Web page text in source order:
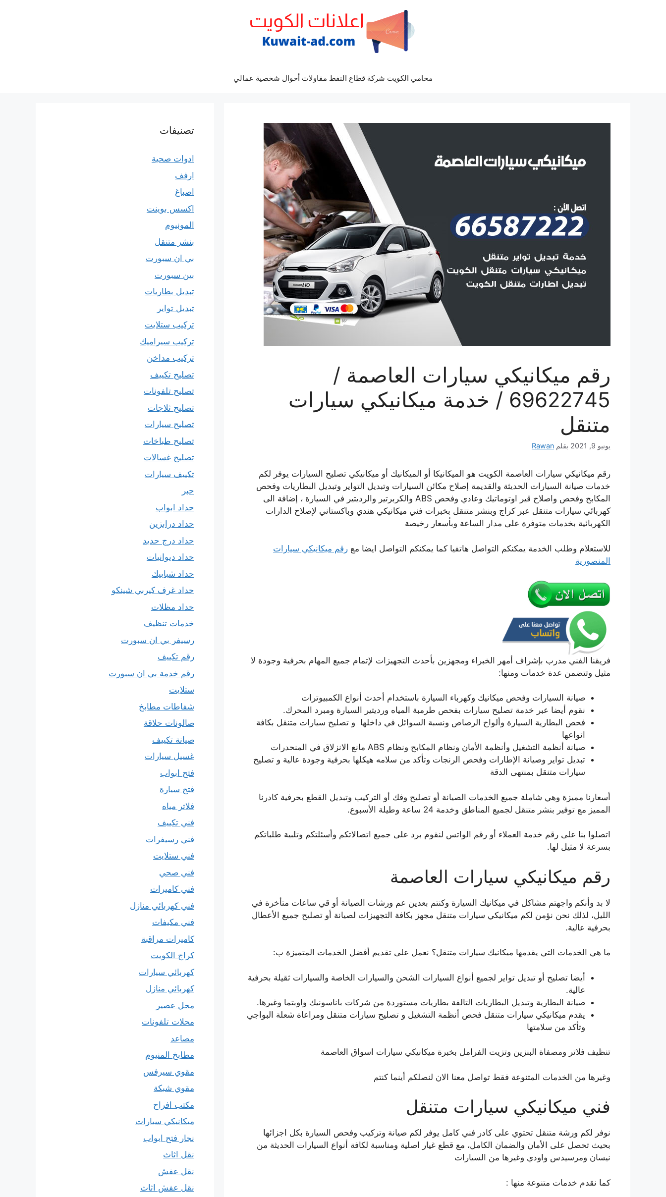
محامي الكويت شركة قطاع النفط مقاولات أحوال شخصية عمالي
رقم ميكانيكي سيارات العاصمة /
69622745 / خدمة ميكانيكي سيارات
متنقل
يونيو 9, 2021 بقلم Rawan
رقم ميكانيكي سيارات العاصمة الكويت هو الميكانيكا أو الميكانيك أو ميكانيكي تصليح السيارات يوفر لكم
خدمات صيانة السيارات الحديثة والقديمة إصلاح مكائن السيارات وتبديل التواير وتبديل البطاريات وفحص
المكابح وفحص واصلاح قير اوتوماتيك وعادي وفحص ABS والكربرتير والرديتير في السيارة ، إضافة الى
كهربائي سيارات متنقل عبر كراج وبنشر متنقل بخبرات فني ميكانيكي هندي وباكستاني لإصلاح الدارات
الكهربائية بخدمات متوفرة على مدار الساعة وبأسعار رخيصة
للاستعلام وطلب الخدمة يمكنكم التواصل هاتفيا كما يمكنكم التواصل ايضا مع رقم ميكانيكي سيارات
المنصورية
فريقنا الفني مدرب بإشراف أمهر الخبراء ومجهزين بأحدث التجهيزات لإتمام جميع المهام بحرفية وجودة لا
مثيل وتتضمن عدة خدمات ومنها:
صيانة السيارات وفحص ميكانيك وكهرباء السيارة باستخدام أحدث أنواع الكمبيوترات
نقوم أيضا عبر خدمة تصليح سيارات بفحص طرمبة المياه ورديتير السيارة ومبرد المحرك.
فحص البطارية السيارة وألواح الرصاص ونسبة السوائل في داخلها و تصليح سيارات متنقل بكافة
انواعها
صيانة أنظمة التشغيل وأنظمة الأمان ونظام المكابح ونظام ABS مانع الانزلاق في المنحدرات
تبديل تواير وصيانة الإطارات وفحص الرنجات وتأكد من سلامه هيكلها بحرفية وجودة عالية و تصليح
سيارات متنقل بمنتهى الدقة
أسعارنا مميزة وهي شاملة جميع الخدمات الصيانة أو تصليح وفك أو التركيب وتبديل القطع بحرفية كادرنا
المميز مع توفير بنشر متنقل لجميع المناطق وخدمة 24 ساعة وطيلة الأسبوع.
اتصلوا بنا على رقم خدمة العملاء أو رقم الواتس لنقوم برد على جميع اتصالاتكم وأسئلتكم وتلبية طلباتكم
بسرعة لا مثيل لها.
رقم ميكانيكي سيارات العاصمة
لا بد وأنكم واجهتم مشاكل في ميكانيك السيارة وكنتم بعدين عم ورشات الصيانة أو قي ساعات متأخرة في
الليل، لذلك نحن نؤمن لكم ميكانيكي سيارات متنقل مجهز بكافة التجهيزات لصيانة أو تصليح جميع الأعطال
بحرفية عالية.
ما هي الخدمات التي يقدمها ميكانيك سيارات متنقل؟ نعمل على تقديم أفضل الخدمات المتميزة ب:
أيضا تصليح أو تبديل تواير لجميع أنواع السيارات الشحن والسيارات الخاصة والسيارات ثقيلة بحرفية
عالية.
صيانة البطارية وتبديل البطاريات التالفة بطاريات مستوردة من شركات باناسونيك واوبتما وغيرها.
يقدم ميكانيكي سيارات متنقل فحص أنظمة التشغيل و تصليح سيارات متنقل ومراعاة شعلة البواجي
وتأكد من سلامتها
تنظيف فلاتر ومصفاة البنزين وتزيت الفرامل بخبرة ميكانيكي سيارات اسواق العاصمة
وغيرها من الخدمات المتنوعة فقط تواصل معنا الان لنصلكم أينما كنتم
فني ميكانيكي سيارات متنقل
نوفر لكم ورشة متنقل تحتوي على كادر فني كامل يوفر لكم صيانة وتركيب وفحص السيارة بكل اجزائها
بحيث تحصل على الأمان والضمان الكامل، مع قطع غيار اصلية ومناسبة لكافة أنواع السيارات الحديثة من
نيسان ومرسيدس واودي وغيرها من السيارات
كما نقدم خدمات متنوعة منها :
تصنيفات
ادوات صحية
ارفف
اصباغ
اكسس بوينت
المونيوم
بنشر متنقل
بي ان سبورت
بين سبورت
تبديل بطاريات
تبديل تواير
تركيب ستلايت
تركيب سيراميك
تركيب مداخن
تصليح تكييف
تصليح تلفونات
تصليح ثلاجات
تصليح سيارات
تصليح طباخات
تصليح غسالات
تكييف سيارات
حبر
حداد ابواب
حداد درابزين
حداد درج حديد
حداد ديوانيات
حداد شبابيك
حداد غرف كيربي شينكو
حداد مظلات
خدمات تنظيف
رسيفر بي ان سبورت
رقم تكييف
رقم خدمة بي ان سبورت
ستلايت
شفاطات مطابخ
صالونات حلاقة
صيانة تكييف
غسيل سيارات
فتح ابواب
فتح سيارة
فلاتر مياه
فني تكييف
فني رسيفرات
فني ستلايت
فني صحي
فني كاميرات
فني كهربائي منازل
فني مكيفات
كاميرات مراقبة
كراج الكويت
كهربائي سيارات
كهربائي منازل
محل عصير
محلات تلفونات
مصاعد
مطابخ المنيوم
مقوي سيرفس
مقوي شبكة
مكتب افراح
ميكانيكي سيارات
نجار فتح ابواب
نقل اثاث
نقل عفش
نقل عفش اثاث